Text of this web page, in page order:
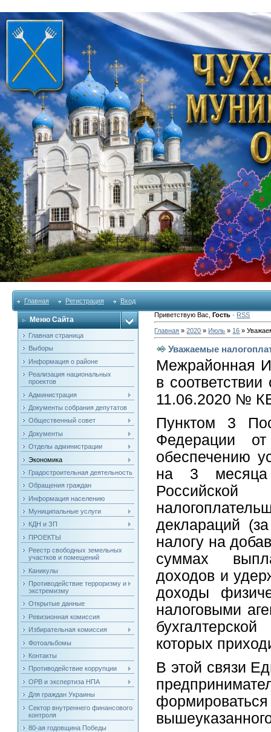
Главная Регистрация Вход
Меню Сайта
Главная страница
Выборы
Информация о районе
Реализация национальных
проектов
Администрация
Документы собрания депутатов
Общественный совет
Документы
Отделы администрации
Экономика
Градостроительная деятельность
Обращения граждан
Информация населению
Муниципальные услуги
КДН и ЗП
ПРОЕКТЫ
Реестр свободных земельных
участков и помещений
Каникулы
Противодействие терроризму и
экстремизму
Открытые данные
Ревизионная комиссия
Избирательная комиссия
Фотоальбомы
Контакты
Противодействие коррупции
ОРВ и экспертиза НПА
Для граждан Украины
Сектор внутреннего финансового
контроля
80-ая годовщина Победы
Приветствую Вас ,Гость · RSS
Главная »2020 » Июль » 16 »
Уважаемые
Межрайонная
в
11.06.2020 №
Пунктом 3
Федерации
обеспечению
на 3 месяца
деклараций
налогу на
суммах
доходов и
доходы
налоговыми
которых
В этой связи